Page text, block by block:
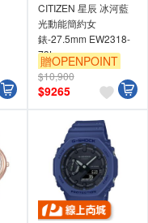
CITIZEN 星辰 冰河藍
光動能簡約女
錶-27.5mm EW2318-
73L
贈OPENPOINT
$10,900
$9265